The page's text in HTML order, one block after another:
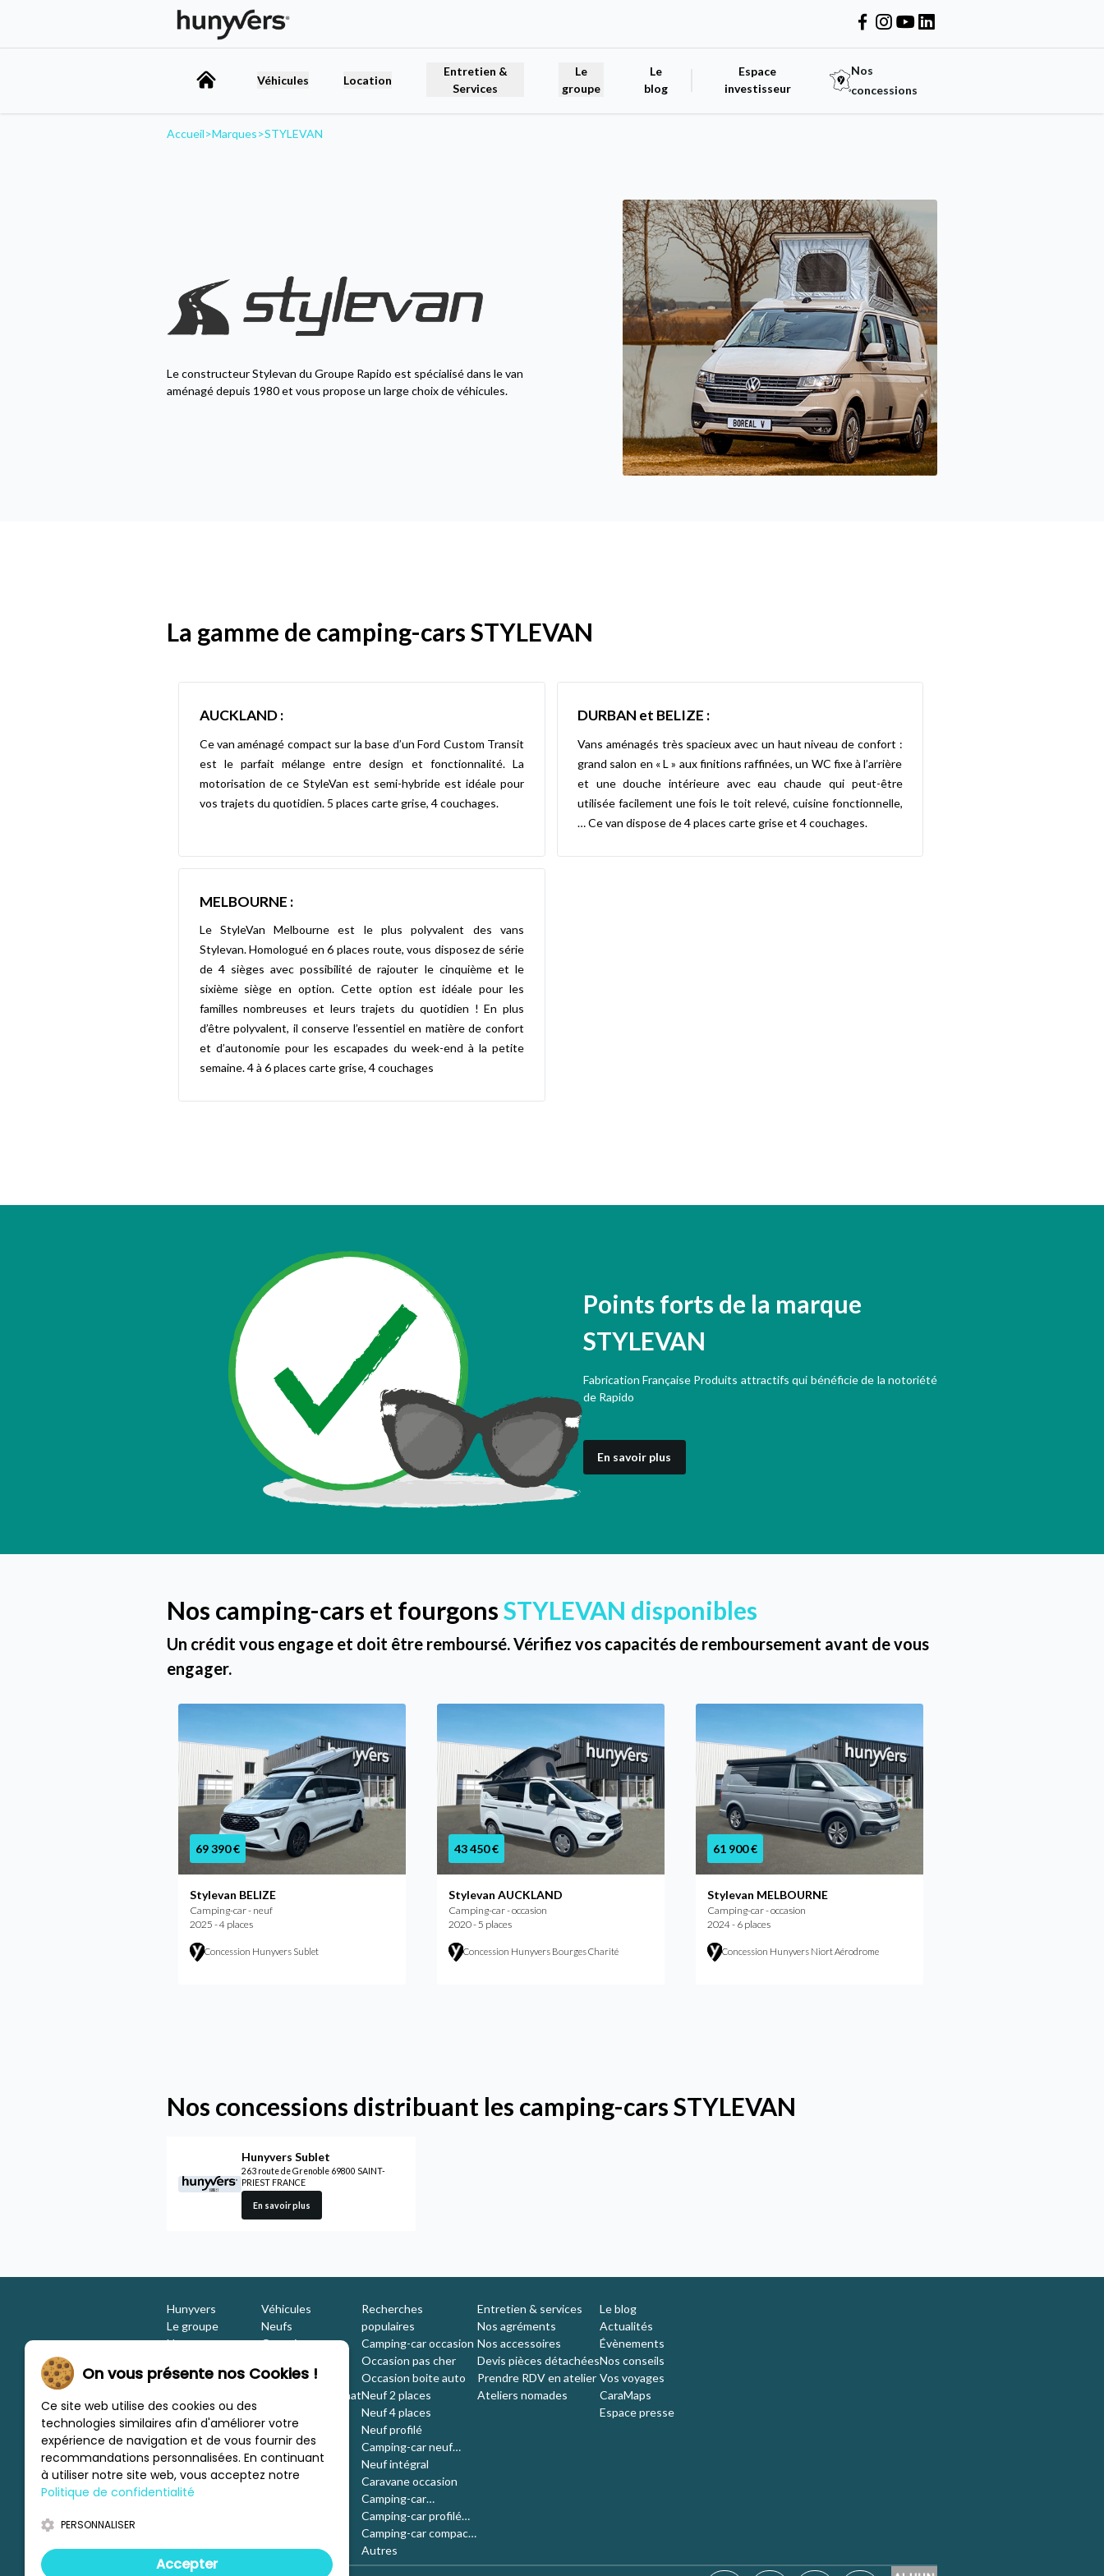
Véhicules Location
Entretien &
Services
Le
groupe
Le
blog
Espace
investisseur
Nos
concessions
Accueil>Marques>STYLEVAN
Le constructeur Stylevan du Groupe Rapido est spécialisé dans le van
aménagé depuis 1980 et vous propose un large choix de véhicules.
La gamme de camping-cars STYLEVAN
AUCKLAND :
Ce van aménagé compact sur la base d’un Ford Custom Transit
est le parfait mélange entre design et fonctionnalité. La
motorisation de ce StyleVan est semi-hybride est idéale pour
vos trajets du quotidien. 5 places carte grise, 4 couchages.
DURBAN et BELIZE :
Vans aménagés très spacieux avec un haut niveau de confort :
grand salon en « L » aux finitions raffinées, un WC fixe à l’arrière
et une douche intérieure avec eau chaude qui peut-être
utilisée facilement une fois le toit relevé, cuisine fonctionnelle,
… Ce van dispose de 4 places carte grise et 4 couchages.
MELBOURNE :
Le StyleVan Melbourne est le plus polyvalent des vans
Stylevan. Homologué en 6 places route, vous disposez de série
de 4 sièges avec possibilité de rajouter le cinquième et le
sixième siège en option. Cette option est idéale pour les
familles nombreuses et leurs trajets du quotidien ! En plus
d’être polyvalent, il conserve l’essentiel en matière de confort
et d’autonomie pour les escapades du week-end à la petite
semaine. 4 à 6 places carte grise, 4 couchages
Points forts de la marque
STYLEVAN
Fabrication Française Produits attractifs qui bénéficie de la notoriété
de Rapido
En savoir plus
Nos camping-cars et fourgonsSTYLEVAN disponibles
Un crédit vous engage et doit être remboursé. Vérifiez vos capacités de remboursement avant de vous
engager.
69 390 €
Stylevan BELIZE
Camping-car - neuf
2025 - 4 places
Concession Hunyvers Sublet
43 450 €
Stylevan AUCKLAND
Camping-car - occasion
2020 - 5 places
Concession Hunyvers Bourges Charité
61 900 €
Stylevan MELBOURNE
Camping-car - occasion
2024 - 6 places
Concession Hunyvers Niort Aérodrome
Nos concessions distribuant les camping-cars STYLEVAN
Hunyvers Sublet
263 route de Grenoble 69800 SAINT-
PRIEST FRANCE
En savoir plus
Hunyvers
Le groupe
Nos engagements
Nous rejoindre
Nos marques
Les concessions
Nous trouver
Véhicules
Neufs
Occasions
Location
Estimation / Rachat
Financement
Recherches
populaires
Camping-car occasion
Occasion pas cher
Occasion boite auto
Neuf 2 places
Neuf 4 places
Neuf profilé
Camping-car neuf
compact
Neuf intégral
Caravane occasion
Camping-car
d'occasion 4 places
Camping-car profilé
occasion
Camping-car compact
occasion
Autres
Entretien & services
Nos agréments
Nos accessoires
Devis pièces détachées
Prendre RDV en atelier
Ateliers nomades
Le blog
Actualités
Évènements
Nos conseils
Vos voyages
CaraMaps
Espace presse
On vous présente nos Cookies !
Ce site web utilise des cookies ou des
technologies similaires afin d'améliorer votre
expérience de navigation et de vous fournir des
recommandations personnalisées. En continuant
à utiliser notre site web, vous acceptez notre
Politique de confidentialité
PERSONNALISER
Accepter